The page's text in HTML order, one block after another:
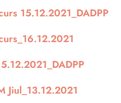
15.12.2021_DADPP
Jiul_13.12.2021